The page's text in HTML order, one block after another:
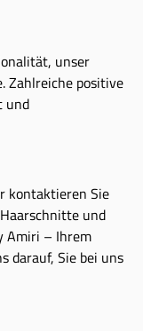
unser
Zahlreiche positive
und
kontaktieren Sie
und
Amiri – Ihrem
darauf, Sie bei uns